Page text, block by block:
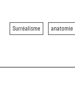
Surréalisme anatomie